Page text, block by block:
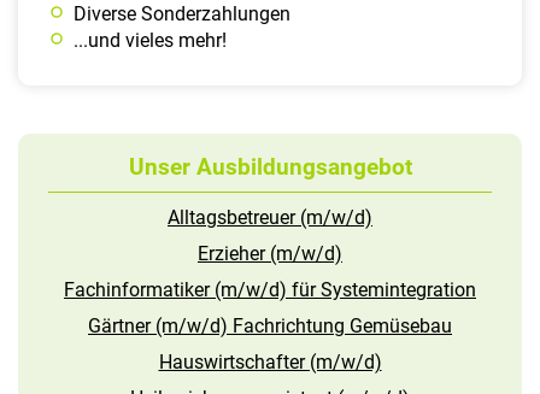
Diverse Sonderzahlungen
...und vieles mehr!
Unser Ausbildungsangebot
Alltagsbetreuer (m/w/d)
Erzieher (m/w/d)
Fachinformatiker (m/w/d) für Systemintegration
Gärtner (m/w/d) Fachrichtung Gemüsebau
Hauswirtschafter (m/w/d)